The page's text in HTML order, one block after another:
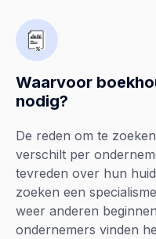
Waarvoor
nodig?
De reden om te
verschilt per
tevreden over hun
zoeken een
weer anderen
ondernemers vinden